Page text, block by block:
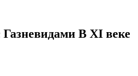
Газневидами В XI веке